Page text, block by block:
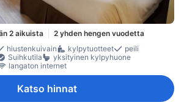
2 aikuista
2 yhden hengen vuodetta
hiustenkuivain kylpytuotteet
peili
Suihkutila
yksityinen kylpyhuone
langaton internet
Katso hinnat